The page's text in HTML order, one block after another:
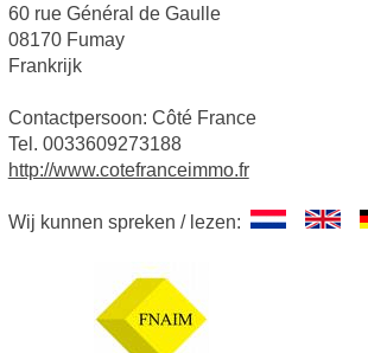
60 rue Général de Gaulle
08170 Fumay
Frankrijk
Contactpersoon: Côté France
Tel. 0033609273188
http://www.cotefranceimmo.fr
Wij kunnen spreken / lezen: